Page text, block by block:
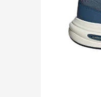
HOMBRES